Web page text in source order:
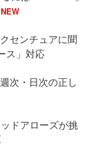
NEW
センチュアに聞
ス」対応
次・日次の正し
ドアローズが挑